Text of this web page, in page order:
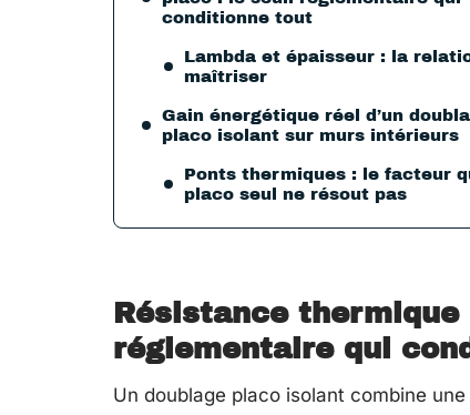
conditionne tout
Lambda et épaisseur : la
maîtriser
Gain énergétique réel d’un
placo isolant sur murs intérieurs
Ponts thermiques : le facteur
placo seul ne résout pas
Résistance thermique
réglementaire qui
Un doublage placo isolant combine